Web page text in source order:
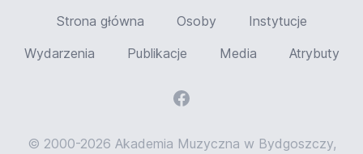
Strona główna Osoby
Instytucje
Wydarzenia
Publikacje Media Atrybuty
© 2000-2026 Akademia Muzyczna w Bydgoszczy,